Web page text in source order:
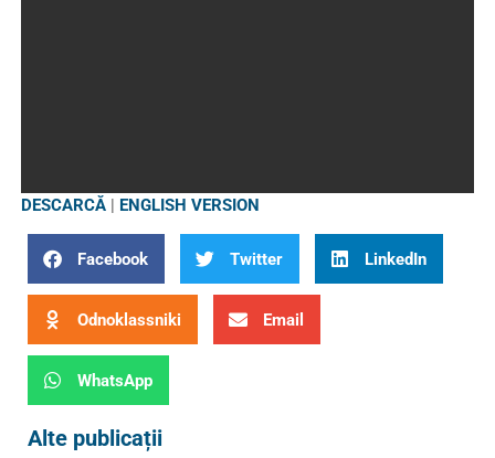
DESCARCĂ | ENGLISH VERSION
Facebook Twitter LinkedIn
Odnoklassniki Email
WhatsApp
Alte publicații